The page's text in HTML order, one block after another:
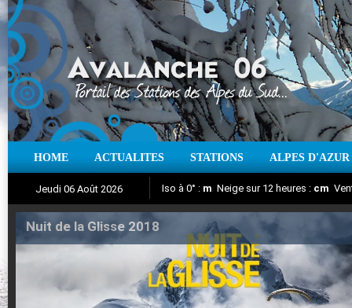
HOME ACTUALITES STATIONS ALPES D'AZUR
Jeudi 06 Août 2026 Iso à 0° : m Neige sur 12 heures : cm
Nuit de la Glisse 2018